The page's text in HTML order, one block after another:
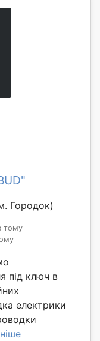
Городок)
тому
під ключ в
електрики